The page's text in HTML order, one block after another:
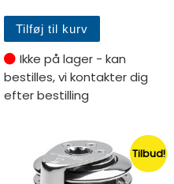
Tilføj til kurv
Ikke på lager - kan
bestilles, vi kontakter dig
efter bestilling
Tilbud!